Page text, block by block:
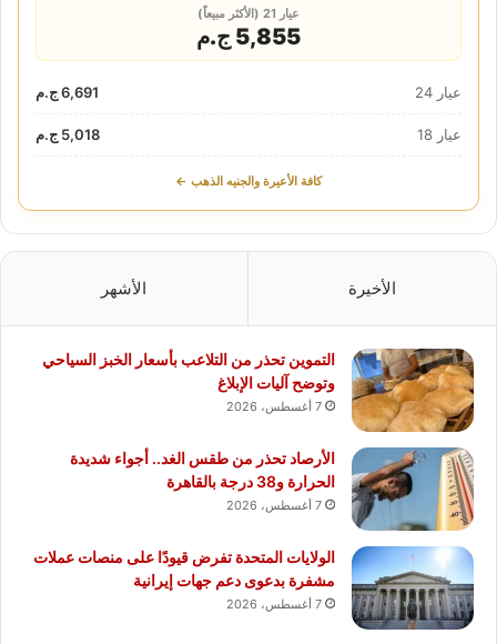
عيار 21 (الأكثر مبيعاً)
5,855 ج.م
عيار 24 6,691 ج.م
عيار 18 5,018 ج.م
كافة الأعيرة والجنيه الذهب ←
الأخيرة الأشهر
التموين تحذر من التلاعب بأسعار الخبز السياحي
وتوضح آليات الإبلاغ
7 أغسطس، 2026
الأرصاد تحذر من طقس الغد.. أجواء شديدة
الحرارة و38 درجة بالقاهرة
7 أغسطس، 2026
الولايات المتحدة تفرض قيودًا على منصات عملات
مشفرة بدعوى دعم جهات إيرانية
7 أغسطس، 2026